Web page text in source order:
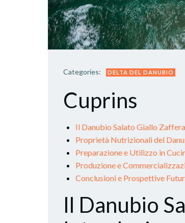
Categories: DELTA DEL DANUBIO
Cuprins
Il Danubio Salato Giallo
Proprietà Nutrizionali del
Preparazione e Utilizzo in
Produzione e
Conclusioni e Prospettive
Il Danubio